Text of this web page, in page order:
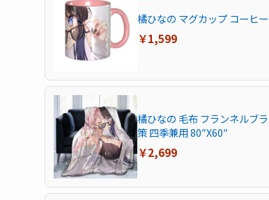
橘ひなの マグカップ コーヒ
￥1,599
橘ひなの 毛布 フランネルブ
策 四季兼用 80″X60″
￥2,699